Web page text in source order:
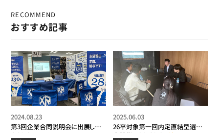
RECOMMEND
おすすめ記事
第3回企業合同説明会に出展して
きました！
2024.08.23
26卒対象第一回内定直結型選考
会開催いたしました！
2025.06.03